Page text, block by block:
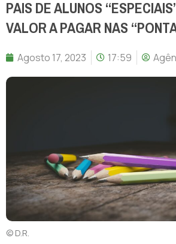
PAIS DE ALUNOS
VALOR A PAGAR NAS
Agosto 17, 2023 17:59
© D.R.